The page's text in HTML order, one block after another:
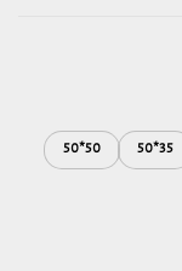
35*50
50*50